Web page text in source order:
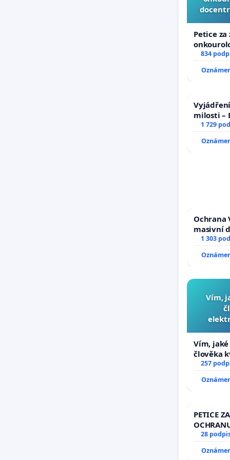
Petice
834
milosti –
1 729
Ochrana
masivní
1 303
Vím,
Vím,
člověka
257
PETICE
28